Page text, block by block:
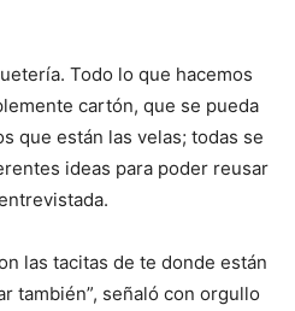
Todo lo que hacemos
cartón, que se pueda
que están las velas; todas se
ideas para poder reusar
las tacitas de te donde están
también”, señaló con orgullo